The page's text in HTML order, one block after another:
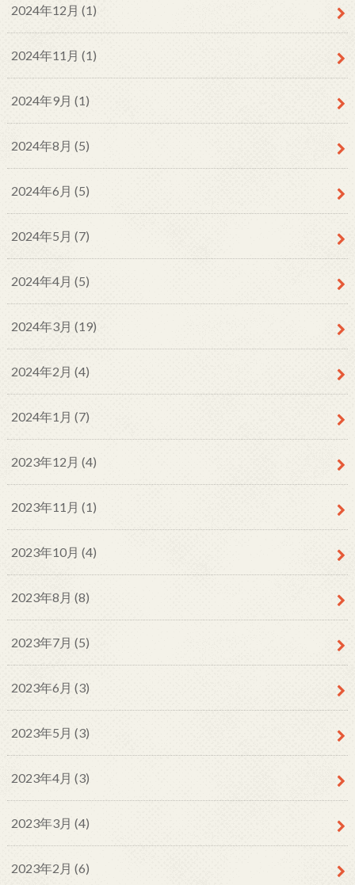
2024年12月 (1)
2024年11月 (1)
2024年9月 (1)
2024年8月 (5)
2024年6月 (5)
2024年5月 (7)
2024年4月 (5)
2024年3月 (19)
2024年2月 (4)
2024年1月 (7)
2023年12月 (4)
2023年11月 (1)
2023年10月 (4)
2023年8月 (8)
2023年7月 (5)
2023年6月 (3)
2023年5月 (3)
2023年4月 (3)
2023年3月 (4)
2023年2月 (6)